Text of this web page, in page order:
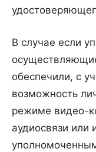
В случае если
обеспечили, с
возможность
режиме видео-
аудиосвязи или